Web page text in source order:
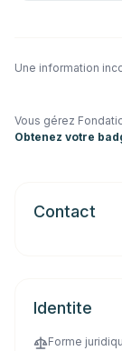
Une information
Vous gérez
Obtenez votre
Contact
Identite
Forme